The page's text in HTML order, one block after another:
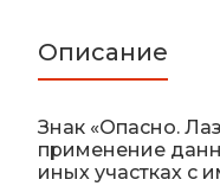
Описание
Знак «Опасно.
применение
иных участках с